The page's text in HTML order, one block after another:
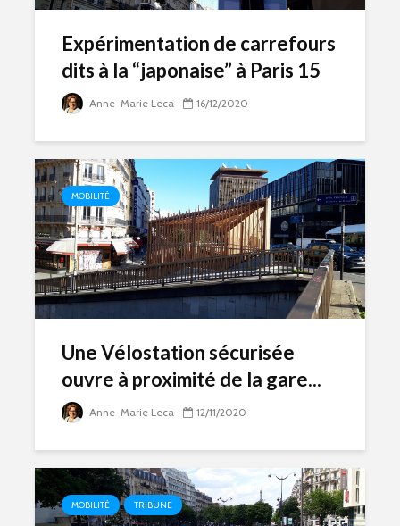
Expérimentation de carrefours
dits à la “japonaise” à Paris 15
Anne-Marie Leca 16/12/2020
MOBILITÉ
Une Vélostation sécurisée
ouvre à proximité de la gare...
Anne-Marie Leca 12/11/2020
MOBILITÉ TRIBUNE